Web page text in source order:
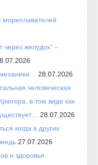
мореплавателей
через желудок” –
механики… 28.07.2026
человеческая
в том виде как
28.07.2026
когда в других
27.07.2026
и здоровья